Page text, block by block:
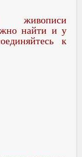
живописи
найти и у
к